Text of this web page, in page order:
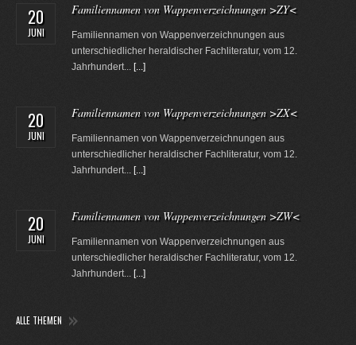
20
JUNI
Familiennamen von Wappenverzeichnungen >ZY<
Familiennamen von Wappenverzeichnungen aus
unterschiedlicher heraldischer Fachliteratur, vom 12.
Jahrhundert... [...]
20
JUNI
Familiennamen von Wappenverzeichnungen >ZX<
Familiennamen von Wappenverzeichnungen aus
unterschiedlicher heraldischer Fachliteratur, vom 12.
Jahrhundert... [...]
20
JUNI
Familiennamen von Wappenverzeichnungen >ZW<
Familiennamen von Wappenverzeichnungen aus
unterschiedlicher heraldischer Fachliteratur, vom 12.
Jahrhundert... [...]
ALLE THEMEN